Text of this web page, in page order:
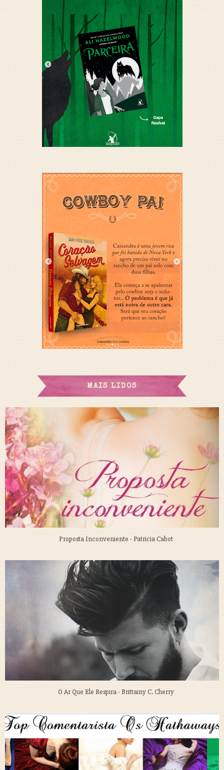
MAIS LIDOS
Proposta Inconveniente - Patricia Cabot
O Ar Que Ele Respira - Brittainy C. Cherry